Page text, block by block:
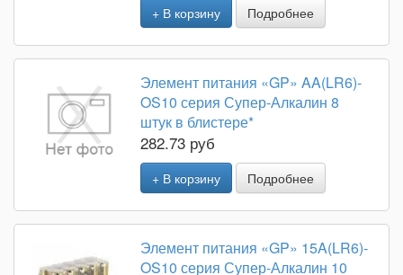
+ В корзину Подробнее
Элемент питания «GP» AA(LR6)-
OS10 серия Супер-Алкалин 8
штук в блистере*
282.73 руб
+ В корзину Подробнее
Элемент питания «GP» 15A(LR6)-
OS10 серия Супер-Алкалин 10